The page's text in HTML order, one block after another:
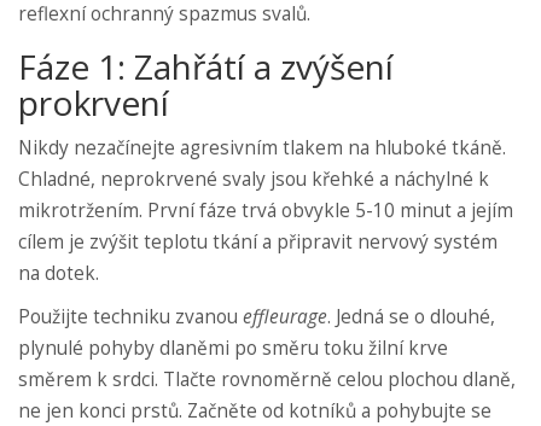
reflexní ochranný spazmus svalů.
Fáze 1: Zahřátí a zvýšení
prokrvení
Nikdy nezačínejte agresivním tlakem na hluboké tkáně.
Chladné, neprokrvené svaly jsou křehké a náchylné k
mikrotržením. První fáze trvá obvykle 5-10 minut a jejím
cílem je zvýšit teplotu tkání a připravit nervový systém
na dotek.
Použijte techniku zvanou effleurage. Jedná se o dlouhé,
plynulé pohyby dlaněmi po směru toku žilní krve
směrem k srdci. Tlačte rovnoměrně celou plochou dlaně,
ne jen konci prstů. Začněte od kotníků a pohybujte se